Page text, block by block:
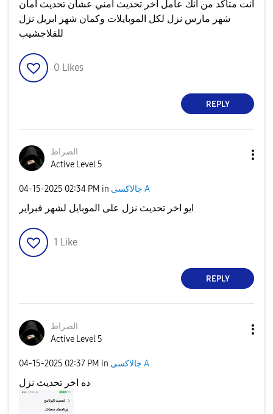
انت متأكد من انك عامل آخر تحديث آمني عشان تحديث آمان
شهر مارس نزل لكل الموبايلات وكمان شهر ابريل نزل
للفلاجشيب
0 Likes
REPLY
الصراط
Active Level 5
‎04-15-2025 02:34 PM in جالاكسى A
ايو اخر تحديث نزل على الموبايل لشهر فبراير
1 Like
REPLY
الصراط
Active Level 5
‎04-15-2025 02:37 PM in جالاكسى A
ده اخر تحديث نزل